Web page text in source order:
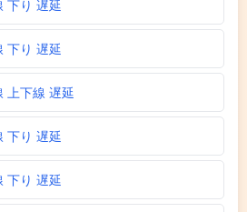
下り 遅延
下り 遅延
上下線 遅延
下り 遅延
下り 遅延